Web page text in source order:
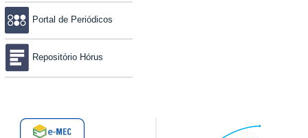
Portal de Periódicos
Repositório Hórus